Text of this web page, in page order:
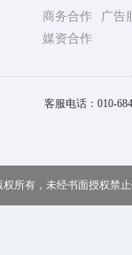
商务合作
广告
媒资合作
客服电话： 010-
权所有，未经书面授权